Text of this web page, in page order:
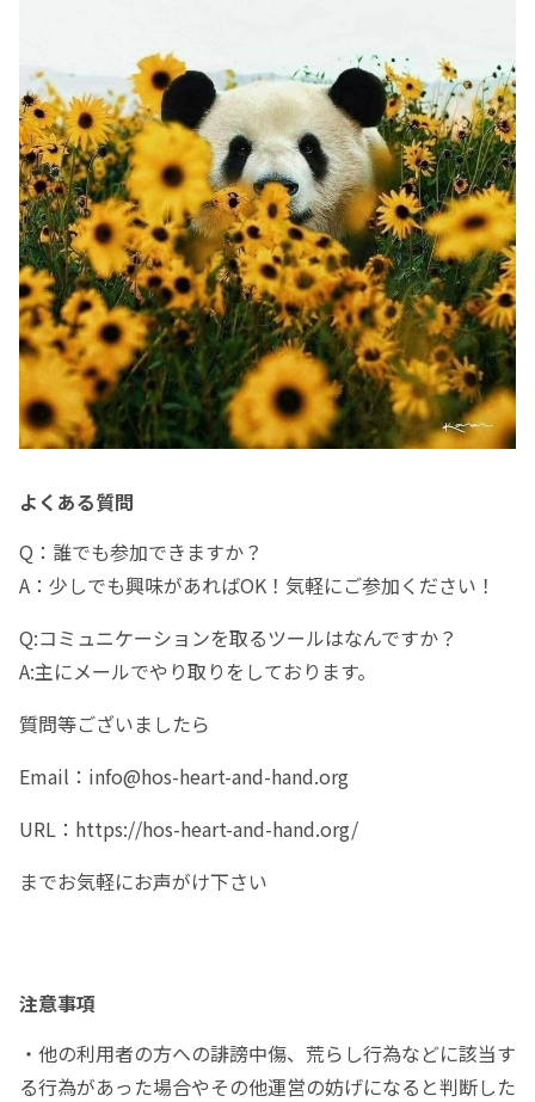
よくある質問
Q：誰でも参加できますか？
A：少しでも興味があればOK！気軽にご参加ください！
Q:コミュニケーションを取るツールはなんですか？
A:主にメールでやり取りをしております。
質問等ございましたら
Email：info@hos-heart-and-hand.org
URL：https://hos-heart-and-hand.org/
までお気軽にお声がけ下さい
注意事項
・他の利用者の方への誹謗中傷、荒らし行為などに該当す
る行為があった場合やその他運営の妨げになると判断した